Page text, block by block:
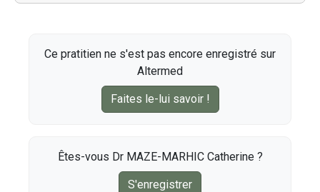
Ce pratitien ne s'est pas encore enregistré sur
Altermed
Faites le-lui savoir !
Êtes-vous Dr MAZE-MARHIC Catherine ?
S'enregistrer